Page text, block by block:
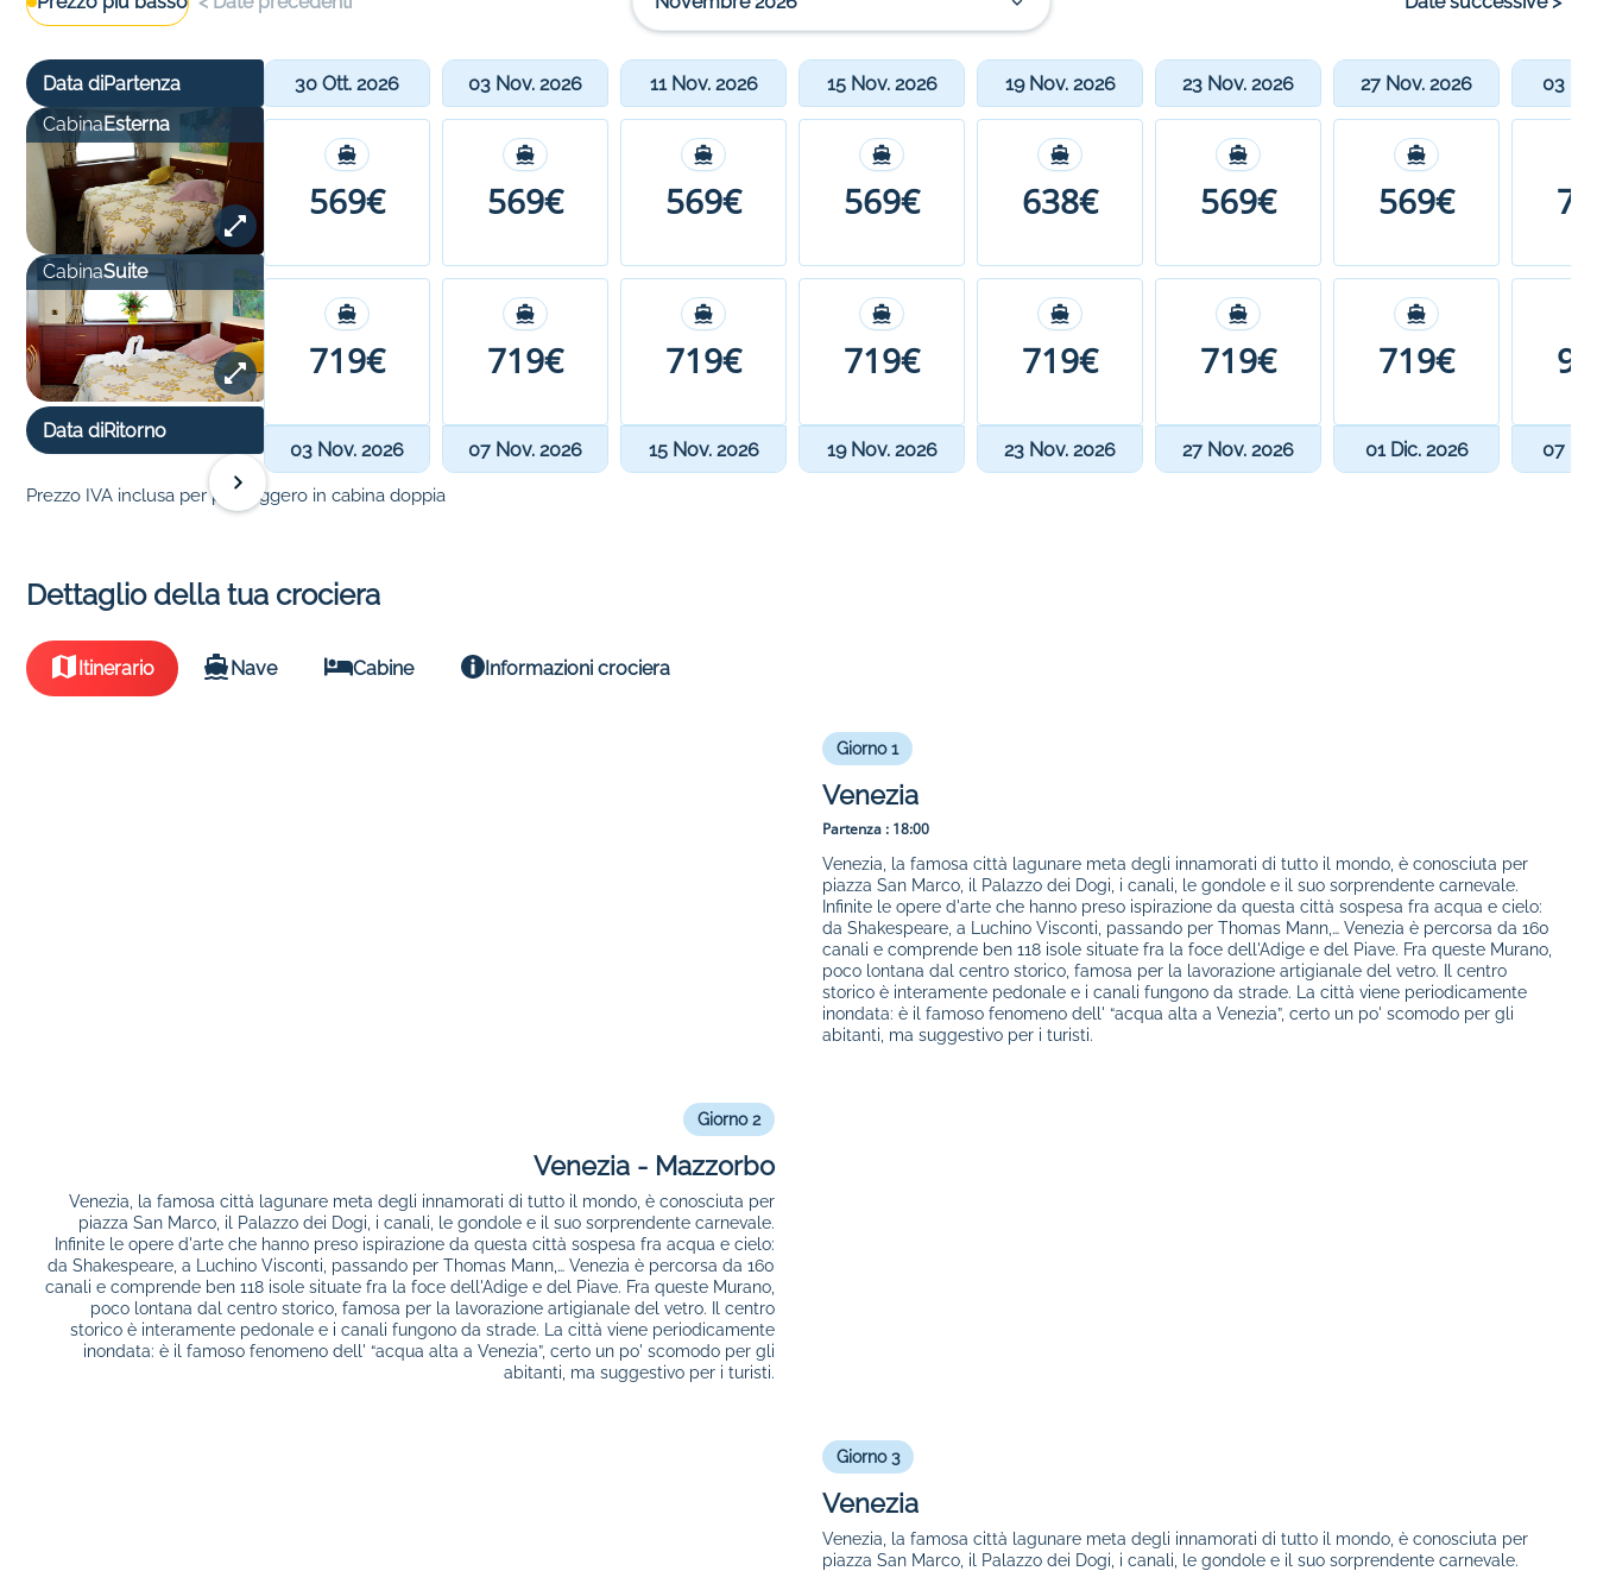
Data diPartenza
CabinaEsterna
CabinaSuite
Data diRitorno
30 Ott. 2026 03 Nov. 2026 11 Nov. 2026 15 Nov. 2026 19 Nov. 2026 23 Nov. 2026 27 Nov. 2026 03
569€ 569€ 569€ 569€ 638€ 569€ 569€
719€ 719€ 719€ 719€ 719€ 719€ 719€
03 Nov. 2026 07 Nov. 2026 15 Nov. 2026 19 Nov. 2026 23 Nov. 2026 27 Nov. 2026 01 Dic. 2026 07
Prezzo IVA inclusa per passeggero in cabina doppia
Dettaglio della tua crociera
Itinerario Nave Cabine Informazioni crociera
Giorno 1
Venezia
Partenza : 18:00
Venezia, la famosa città lagunare meta degli innamorati di tutto il mondo, è conosciuta per
piazza San Marco, il Palazzo dei Dogi, i canali, le gondole e il suo sorprendente carnevale.
Infinite le opere d'arte che hanno preso ispirazione da questa città sospesa fra acqua e cielo:
da Shakespeare, a Luchino Visconti, passando per Thomas Mann,… Venezia è percorsa da 160
canali e comprende ben 118 isole situate fra la foce dell'Adige e del Piave. Fra queste Murano,
poco lontana dal centro storico, famosa per la lavorazione artigianale del vetro. Il centro
storico è interamente pedonale e i canali fungono da strade. La città viene periodicamente
inondata: è il famoso fenomeno dell' “acqua alta a Venezia”, certo un po' scomodo per gli
abitanti, ma suggestivo per i turisti.
Giorno 2
Venezia - Mazzorbo
Venezia, la famosa città lagunare meta degli innamorati di tutto il mondo, è conosciuta per
piazza San Marco, il Palazzo dei Dogi, i canali, le gondole e il suo sorprendente carnevale.
Infinite le opere d'arte che hanno preso ispirazione da questa città sospesa fra acqua e cielo:
da Shakespeare, a Luchino Visconti, passando per Thomas Mann,… Venezia è percorsa da 160
canali e comprende ben 118 isole situate fra la foce dell'Adige e del Piave. Fra queste Murano,
poco lontana dal centro storico, famosa per la lavorazione artigianale del vetro. Il centro
storico è interamente pedonale e i canali fungono da strade. La città viene periodicamente
inondata: è il famoso fenomeno dell' “acqua alta a Venezia”, certo un po' scomodo per gli
abitanti, ma suggestivo per i turisti.
Giorno 3
Venezia
Venezia, la famosa città lagunare meta degli innamorati di tutto il mondo, è conosciuta per
piazza San Marco, il Palazzo dei Dogi, i canali, le gondole e il suo sorprendente carnevale.